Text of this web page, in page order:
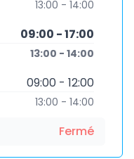
13:00 - 14:00
09:00 - 17:00
13:00 - 14:00
09:00 - 12:00
13:00 - 14:00
Fermé